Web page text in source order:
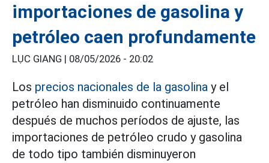
importaciones de gasolina y
petróleo caen profundamente
LỤC GIANG | 08/05/2026 - 20:02
Los precios nacionales de la gasolina y el
petróleo han disminuido continuamente
después de muchos períodos de ajuste, las
importaciones de petróleo crudo y gasolina
de todo tipo también disminuyeron